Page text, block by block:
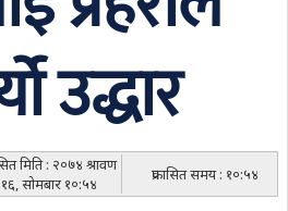
उद्धार
मिति : २०७४ श्रावण
१६, सोमबार १०:५४
प्रकासित समय : १०:५४